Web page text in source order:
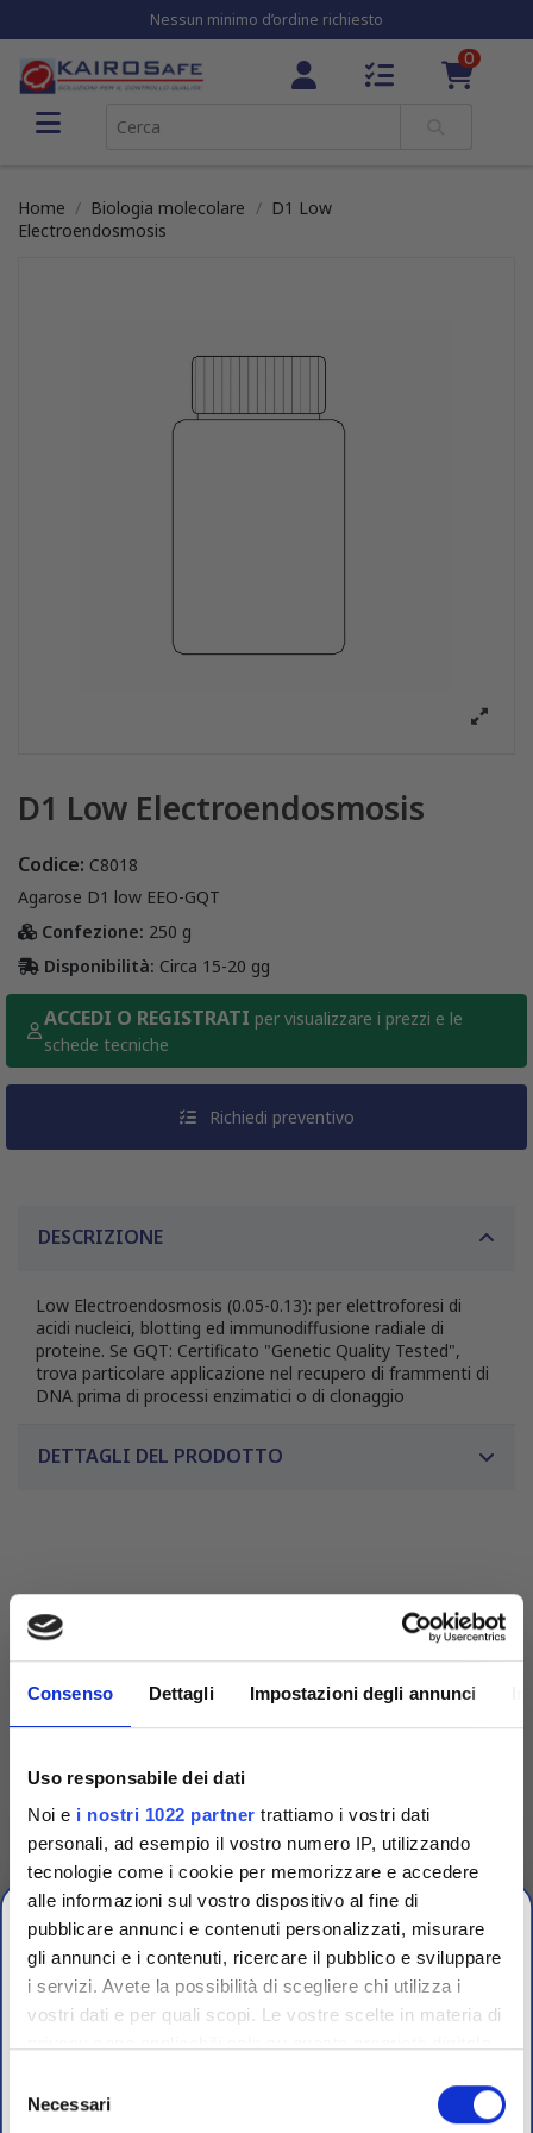
Consenso Dettagli Impostazioni degli annunci
Uso responsabile dei dati
Noi e i nostri 1022 partner trattiamo i vostri dati
personali, ad esempio il vostro numero IP, utilizzando
tecnologie come i cookie per memorizzare e accedere
alle informazioni sul vostro dispositivo al fine di
pubblicare annunci e contenuti personalizzati, misurare
gli annunci e i contenuti, ricercare il pubblico e sviluppare
i servizi. Avete la possibilità di scegliere chi utilizza i
vostri dati e per quali scopi. Le vostre scelte in materia di
modificare o revocare il proprio consenso in qualsiasi
delNecessari
Nessun minimo d’ordine richiesto
0
Home Biologia molecolare
D1 Low
Electroendosmosis
D1 Low Electroendosmosis
Codice: C8018
Agarose D1 low EEO-GQT
Confezione: 250 g
Disponibilità: Circa 15-20 gg
ACCEDI O REGISTRATI per visualizzare i prezzi e le
schede tecniche
Richiedi preventivo
DESCRIZIONE
Low Electroendosmosis (0.05-0.13): per elettroforesi di
acidi nucleici, blotting ed immunodiffusione radiale di
proteine. Se GQT: Certificato "Genetic Quality Tested",
trova particolare applicazione nel recupero di frammenti di
DNA prima di processi enzimatici o di clonaggio
DETTAGLI DEL PRODOTTO
Competenza
Fornitori specializzati per laboratori conto terzi e
controllo qualità industriale
CHIUSURA